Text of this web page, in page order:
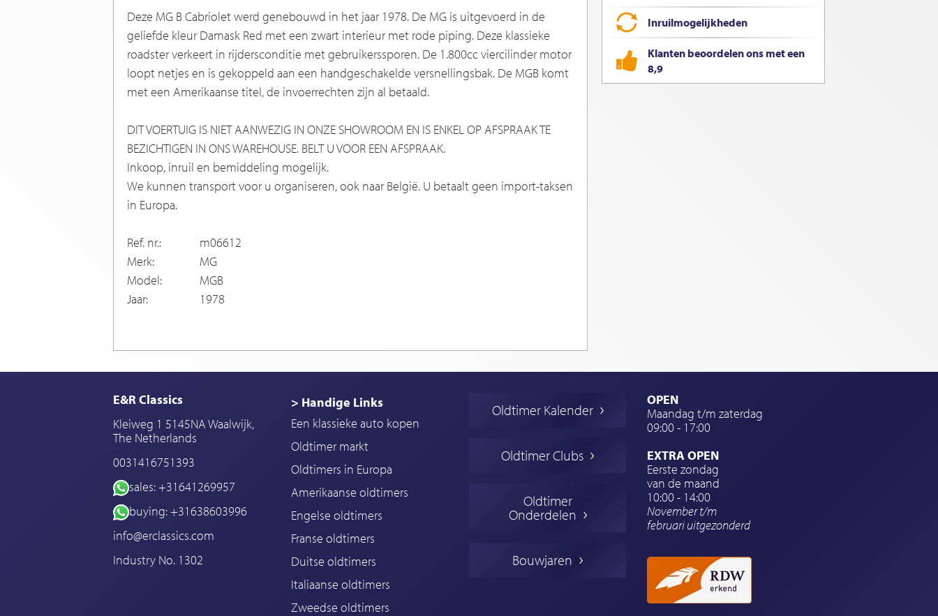
Deze MG B Cabriolet werd genebouwd in het jaar 1978. De MG is uitgevoerd in de
geliefde kleur Damask Red met een zwart interieur met rode piping. Deze klassieke
roadster verkeert in rijdersconditie met gebruikerssporen. De 1.800cc viercilinder motor
loopt netjes en is gekoppeld aan een handgeschakelde versnellingsbak. De MGB komt
met een Amerikaanse titel, de invoerrechten zijn al betaald.
DIT VOERTUIG IS NIET AANWEZIG IN ONZE SHOWROOM EN IS ENKEL OP AFSPRAAK TE
BEZICHTIGEN IN ONS WAREHOUSE. BELT U VOOR EEN AFSPRAAK.
Inkoop, inruil en bemiddeling mogelijk.
We kunnen transport voor u organiseren, ook naar België. U betaalt geen import-taksen
in Europa.
Ref. nr.:
m06612
Merk:
MG
Model:
MGB
Jaar:
1978
Inruilmogelijkheden
Klanten beoordelen ons met een
8,9
E&R Classics
Kleiweg 1 5145NA Waalwijk,
The Netherlands
0031416751393
sales: +31641269957
buying: +31638603996
info@erclassics.com
Industry No. 1302
> Handige Links
Een klassieke auto kopen
Oldtimer markt
Oldtimers in Europa
Amerikaanse oldtimers
Engelse oldtimers
Franse oldtimers
Duitse oldtimers
Italiaanse oldtimers
Zweedse oldtimers
Oldtimer Kalender
Oldtimer Clubs
Oldtimer
Onderdelen
Bouwjaren
OPEN
Maandag t/m zaterdag
09:00 - 17:00
EXTRA OPEN
Eerste zondag
van de maand
10:00 - 14:00
November t/m
februariuitgezonderd